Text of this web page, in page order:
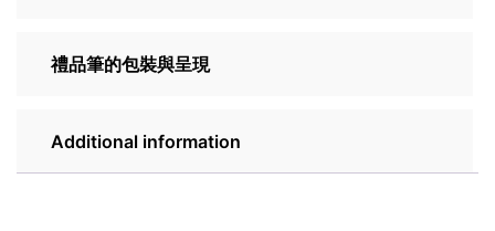
禮品筆的包裝與呈現
Additional information